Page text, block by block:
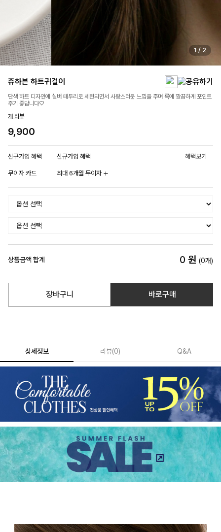
1 / 2
쥬하븐 하트귀걸이
단색 하트 디자인에 실버 테두리로 세련되면서 사랑스러운 느낌을 주며 룩에 깔끔하게 포인트
주기 좋답니다♡
개 리뷰
9,900
신규가입 혜택 신규가입 혜택 혜택보기
무이자 카드 최대 6개월 무이자
상품금액 합계 0 원 (0개)
장바구니 바로구매
상세정보 리뷰(0) Q&A